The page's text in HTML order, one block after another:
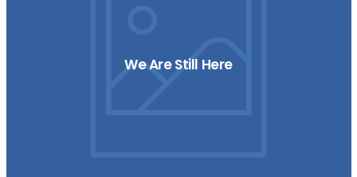
We Are Still Here